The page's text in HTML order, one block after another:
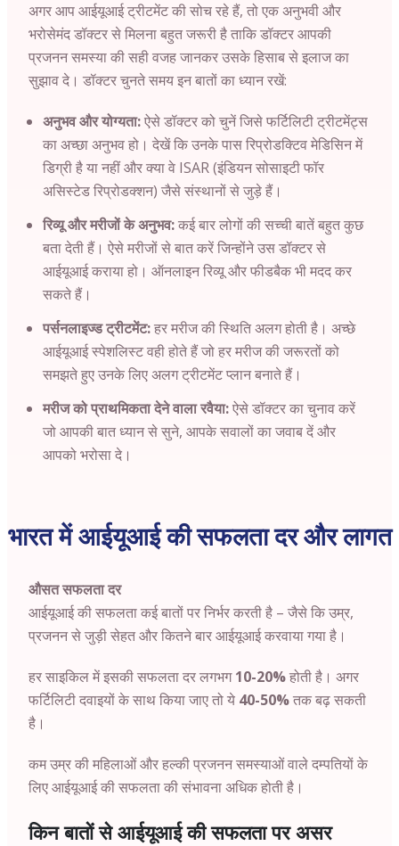
अगर आप आईयूआई ट्रीटमेंट की सोच रहे हैं, तो एक अनुभवी और
भरोसेमंद डॉक्टर से मिलना बहुत जरूरी है ताकि डॉक्टर आपकी
प्रजनन समस्या की सही वजह जानकर उसके हिसाब से इलाज का
सुझाव दे। डॉक्टर चुनते समय इन बातों का ध्यान रखें:
अनुभव और योग्यता:ऐसे डॉक्टर को चुनें जिसे फर्टिलिटी ट्रीटमेंट्स
का अच्छा अनुभव हो। देखें कि उनके पास रिप्रोडक्टिव मेडिसिन में
डिग्री है या नहीं और क्या वे ISAR (इंडियन सोसाइटी फॉर
असिस्टेड रिप्रोडक्शन) जैसे संस्थानों से जुड़े हैं।
रिव्यू और मरीजों के अनुभव:कई बार लोगों की सच्ची बातें बहुत कुछ
बता देती हैं। ऐसे मरीजों से बात करें जिन्होंने उस डॉक्टर से
आईयूआई कराया हो। ऑनलाइन रिव्यू और फीडबैक भी मदद कर
सकते हैं।
पर्सनलाइज्ड ट्रीटमेंट:हर मरीज की स्थिति अलग होती है। अच्छे
आईयूआई स्पेशलिस्ट वही होते हैं जो हर मरीज की जरूरतों को
समझते हुए उनके लिए अलग ट्रीटमेंट प्लान बनाते हैं।
मरीज को प्राथमिकता देने वाला रवैया:ऐसे डॉक्टर का चुनाव करें
जो आपकी बात ध्यान से सुने, आपके सवालों का जवाब दें और
आपको भरोसा दे।
भारत में आईयूआई की सफलता दर और लागत
औसत सफलता दर
आईयूआई की सफलता कई बातों पर निर्भर करती है – जैसे कि उम्र,
प्रजनन से जुड़ी सेहत और कितने बार आईयूआई करवाया गया है।
हर साइकिल में इसकी सफलता दर लगभग10-20%होती है। अगर
फर्टिलिटी दवाइयों के साथ किया जाए तो ये 40-50%तक बढ़ सकती
है।
कम उम्र की महिलाओं और हल्की प्रजनन समस्याओं वाले दम्पतियों के
लिए आईयूआई की सफलता की संभावना अधिक होती है।
किन बातों से आईयूआई की सफलता पर असर